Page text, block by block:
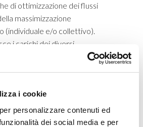
i cookie
personalizzare contenuti ed
dei social media e per
di ottimizzazione dei flussi
massimizzazione
(individuale e/o collettivo).
i carichi dei diversi
ad esso collegati. Ad
il sistema di accumulo sia
della comunità necessiti